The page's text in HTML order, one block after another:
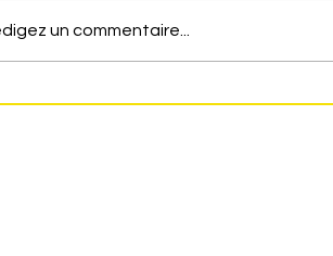
un commentaire...